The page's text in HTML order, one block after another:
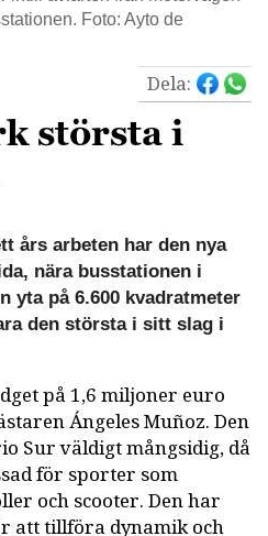
Foto: Ayto de
Dela:
största i
års arbeten har den nya
nära busstationen i
yta på 6.600 kvadratmeter
den största i sitt slag i
på 1,6 miljoner euro
Ángeles Muñoz. Den
Sur väldigt mångsidig, då
för sporter som
och scooter. Den har
att tillföra dynamik och